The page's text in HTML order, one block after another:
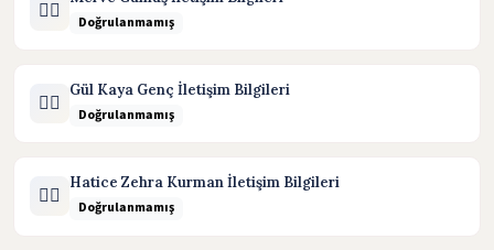
🧑‍⚖️
Doğrulanmamış
🧑‍⚖️
Gül Kaya Genç İletişim Bilgileri
Doğrulanmamış
🧑‍⚖️
Hatice Zehra Kurman İletişim Bilgileri
Doğrulanmamış